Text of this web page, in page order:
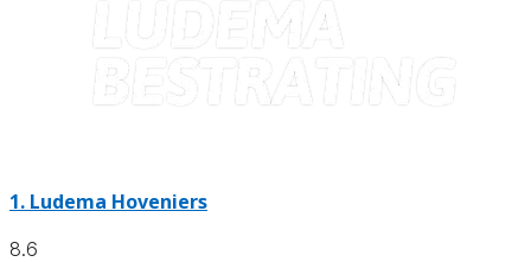
1. Ludema Hoveniers
8.6